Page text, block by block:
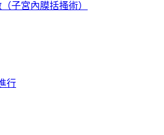
子宮內膜括搔術）
行